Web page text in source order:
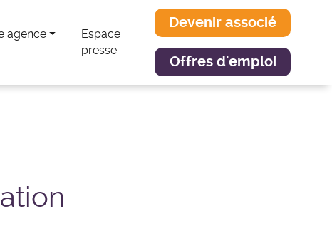
Devenir associé
Offres d'emploi
agence
Espace
presse